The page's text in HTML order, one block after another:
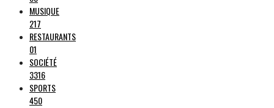
MUSIQUE
217
RESTAURANTS
01
SOCIÉTÉ
3316
SPORTS
450